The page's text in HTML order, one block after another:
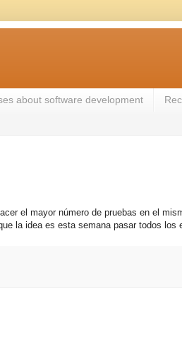
about software development
el mayor número de pruebas en el
la idea es esta semana pasar todos los